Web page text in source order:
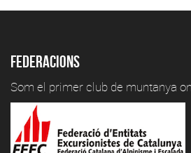
Federacions
Som el primer club de muntanya